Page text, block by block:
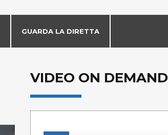
GUARDA LA DIRETTA
VIDEO ON DEMAND